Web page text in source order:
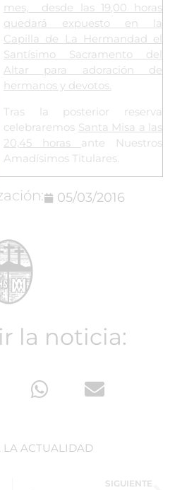
mes, desde las 19,00 horas
quedará expuesto en la
Capilla de La Hermandad el
Santísimo Sacramento del
Altar para adoración de
hermanos y devotos.
Tras la posterior reserva
celebraremos Santa Misa a las
20,45 horas ante Nuestros
Amadísimos Titulares.
05/03/2016
la noticia:
LA ACTUALIDAD
SIGUIENTE